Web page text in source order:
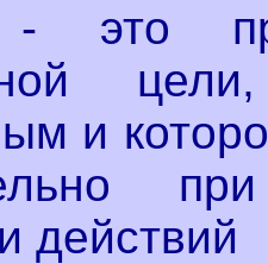
это
и
действий